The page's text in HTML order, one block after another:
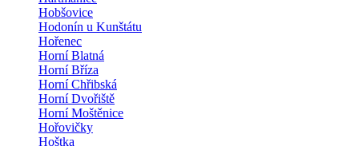
Hobšovice
Hodonín u Kunštátu
Hořenec
Horní Blatná
Horní Bříza
Horní Chřibská
Horní Dvořiště
Horní Moštěnice
Hořovičky
Hoštka